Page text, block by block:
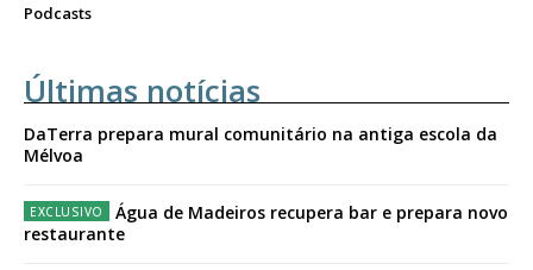
Podcasts
Últimas notícias
DaTerra prepara mural comunitário na antiga escola da
Mélvoa
Água de Madeiros recupera bar e prepara novo
restaurante